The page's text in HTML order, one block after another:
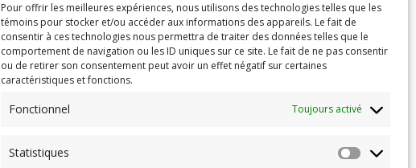
Pour offrir les meilleures expériences, nous utilisons des technologies telles que les
témoins pour stocker et/ou accéder aux informations des appareils. Le fait de
consentir à ces technologies nous permettra de traiter des données telles que le
comportement de navigation ou les ID uniques sur ce site. Le fait de ne pas consentir
ou de retirer son consentement peut avoir un effet négatif sur certaines
caractéristiques et fonctions.
Fonctionnel Toujours activé
Statistiques